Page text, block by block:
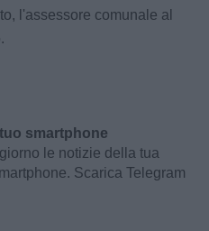
l'assessore comunale al
smartphone
le notizie della tua
Scarica Telegram